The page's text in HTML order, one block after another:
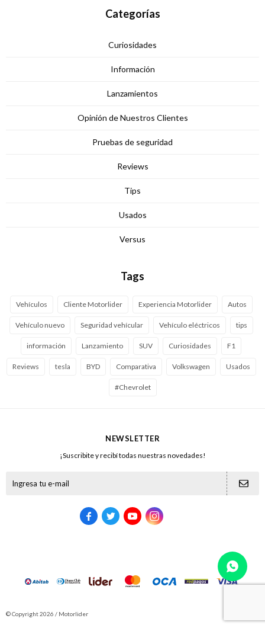
Categorías
Curiosidades
Información
Lanzamientos
Opinión de Nuestros Clientes
Pruebas de seguridad
Reviews
Tips
Usados
Versus
Tags
Vehículos Cliente Motorlider Experiencia Motorlider Autos
Vehículo nuevo Seguridad vehícular Vehículo eléctricos tips
información Lanzamiento SUV Curiosidades F1
Reviews tesla BYD Comparativa Volkswagen Usados
#Chevrolet
NEWSLETTER
¡Suscribite y recibí todas nuestras novedades!
   
© Copyright 2026 / Motorlider